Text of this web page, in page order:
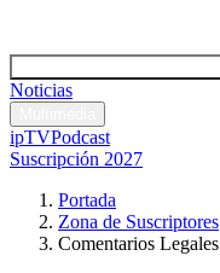
Noticias
ipTVPodcast
Suscripción 2027
Portada
Zona de Suscriptores
Comentarios Legales